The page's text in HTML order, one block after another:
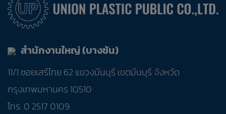
สำนักงานใหญ่ (บางชัน)
11/1 ซอยเสรีไทย 62 แขวงมีนบุรี เขตมีนบุรี จังหวัด
กรุงเทพมหานคร 10510
โทร. 0 2517 0109